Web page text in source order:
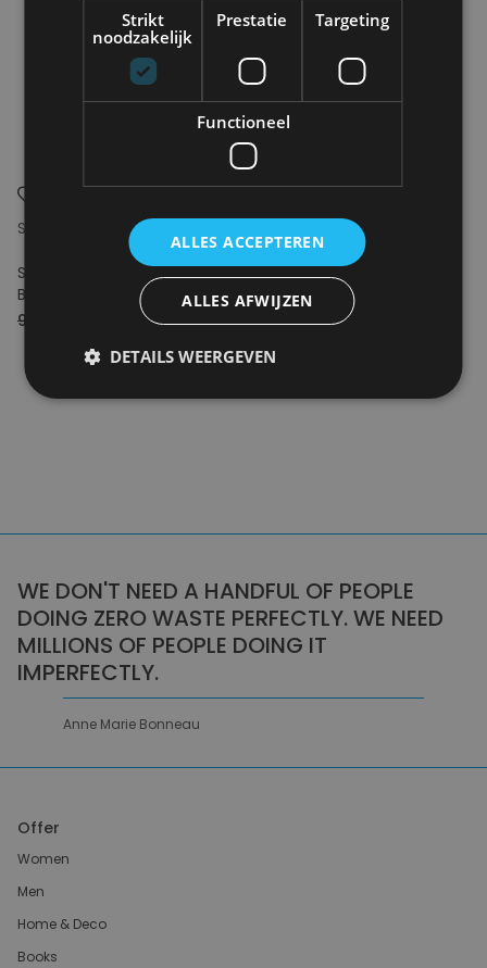
SELECTED
SLFWIDE AMOUR HW
BERMUDA SHORTS
99.99€
WE DON'T NEED A HANDFUL OF PEOPLE
DOING ZERO WASTE PERFECTLY. WE NEED
MILLIONS OF PEOPLE DOING IT
IMPERFECTLY.
Anne Marie Bonneau
Offer
Women
Men
Home & Deco
Books
Strikt
noodzakelijk
Prestatie Targeting
Functioneel
ALLES ACCEPTEREN
ALLES AFWIJZEN
DETAILS WEERGEVEN